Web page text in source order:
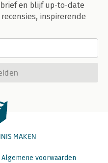
en blijf up-to-date
inspirerende
MAKEN
Algemene voorwaarden